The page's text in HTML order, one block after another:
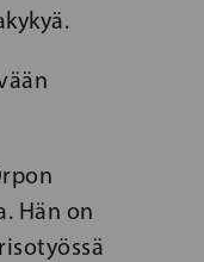
Hän on